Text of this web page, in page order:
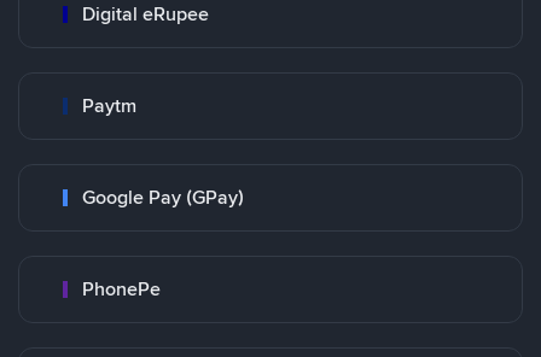
Digital eRupee
Paytm
Google Pay (GPay)
PhonePe